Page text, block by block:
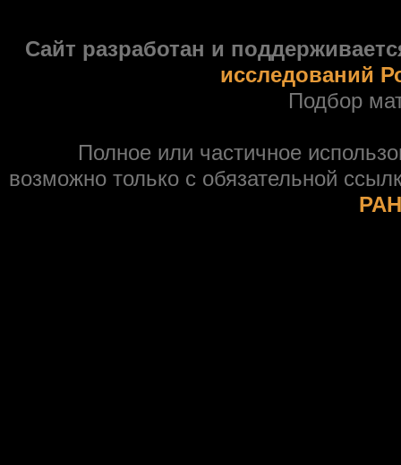
Сайт разработан и
исследований
Подбор
Полное или частичное
возможно только с обязательной